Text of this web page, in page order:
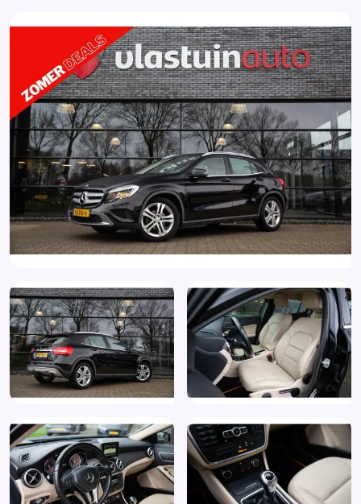
Centrale vergrendeling met afstandsbediening
Dimlichten automatisch
Driespaaks multifunctioneel stuurwiel in leder met
twaalf toetsen en versnellingshendel in leder (280)
Elektrisch bedienbare achterklep
Elektrische ramen voor en achter
Elektronisch Stabiliteits Programma
Hill hold functie
ISOFIX
Koplampreiniging
Parkeer assistent
Parkeersensor voor en achter
Radio-CD/MP3 speler
Start/stop systeem
Stuurbekrachtiging snelheidsafhankelijk
Stuur leder
Stuur multifunctioneel
Stuur verstelbaar
Trekhaak
Vermoeidheids herkenning